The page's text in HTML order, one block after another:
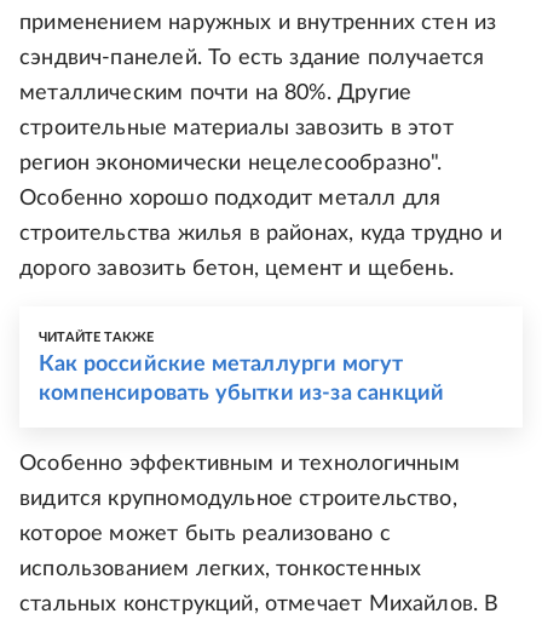
применением наружных и внутренних стен из
сэндвич-панелей. То есть здание получается
металлическим почти на 80%. Другие
строительные материалы завозить в этот
регион экономически нецелесообразно".
Особенно хорошо подходит металл для
строительства жилья в районах, куда трудно и
дорого завозить бетон, цемент и щебень.
ЧИТАЙТЕ ТАКЖЕ
Как российские металлурги могут
компенсировать убытки из-за санкций
Особенно эффективным и технологичным
видится крупномодульное строительство,
которое может быть реализовано с
использованием легких, тонкостенных
стальных конструкций, отмечает Михайлов. В